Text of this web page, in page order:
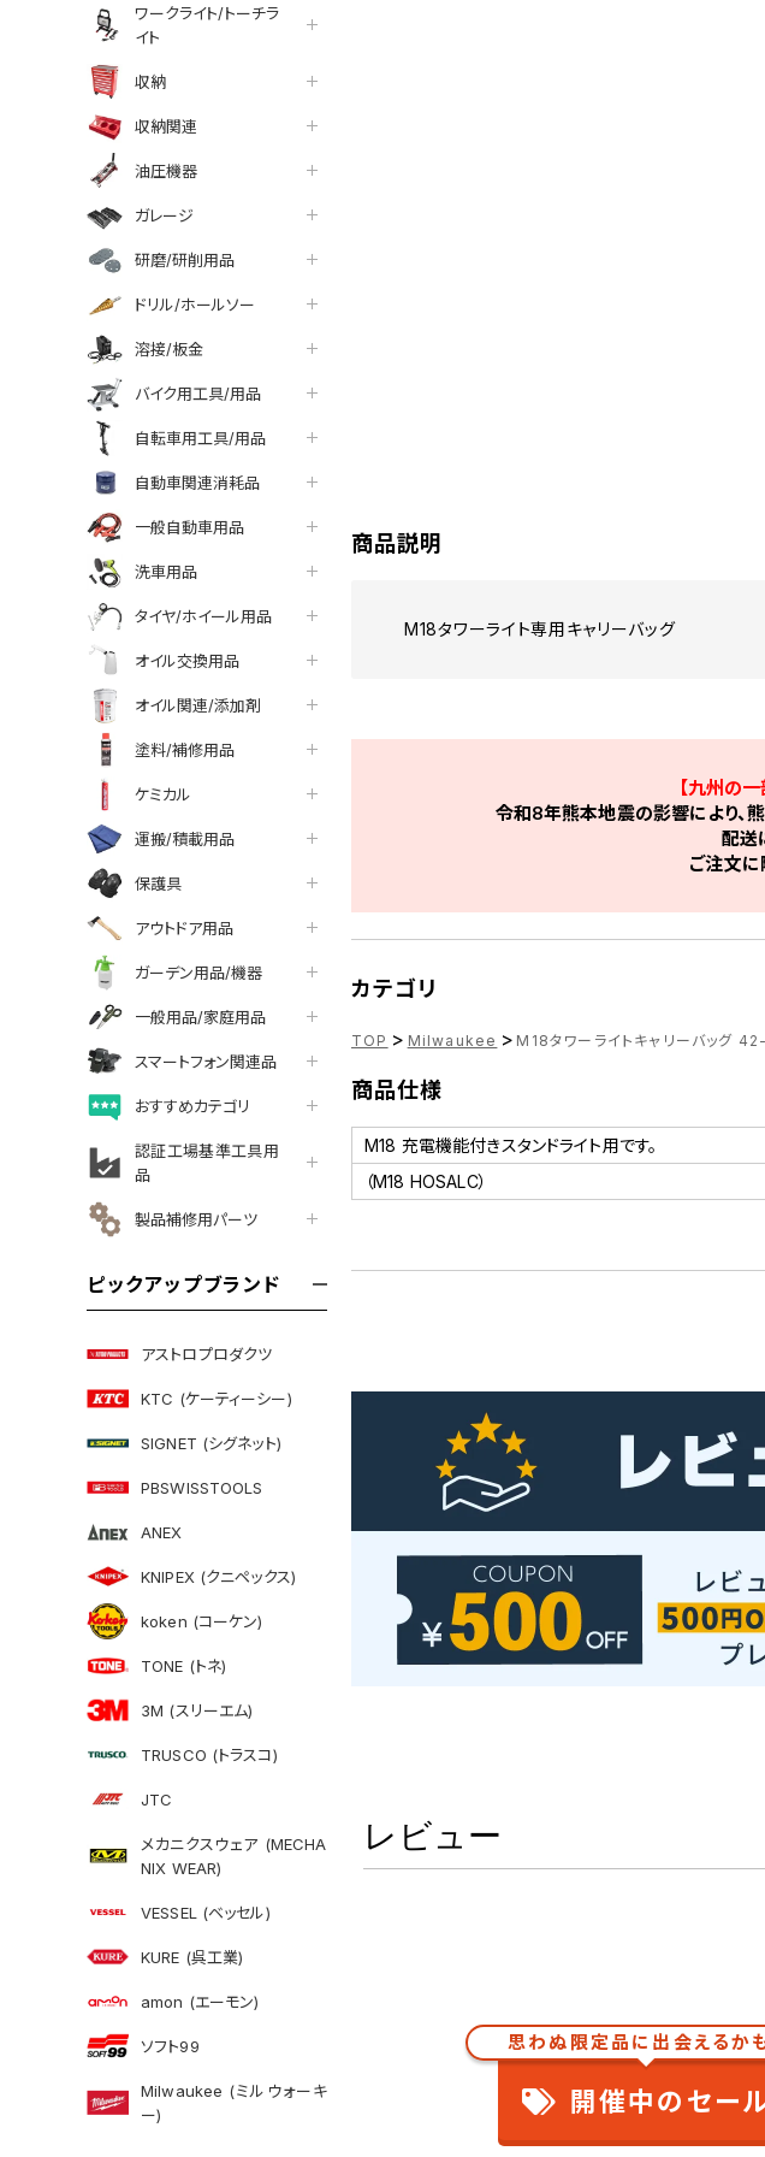
ワークライト/トーチラ
イト
収納
収納関連
油圧機器
ガレージ
研磨/研削用品
ドリル/ホールソー
溶接/板金
バイク用工具/用品
自転車用工具/用品
自動車関連消耗品
一般自動車用品
洗車用品
タイヤ/ホイール用品
オイル交換用品
オイル関連/添加剤
塗料/補修用品
ケミカル
運搬/積載用品
保護具
アウトドア用品
ガーデン用品/機器
一般用品/家庭用品
スマートフォン関連品
おすすめカテゴリ
認証工場基準工具用
品
製品補修用パーツ
ピックアップブランド
アストロプロダクツ
KTC (ケーティーシー)
SIGNET (シグネット)
PBSWISSTOOLS
ANEX
KNIPEX (クニペックス)
koken (コーケン)
TONE (トネ)
3M (スリーエム)
TRUSCO (トラスコ)
JTC
メカニクスウェア (MECHA
NIX WEAR)
VESSEL (ベッセル)
KURE (呉工業)
amon (エーモン)
ソフト99
Milwaukee (ミルウォーキ
ー)
facebook
line
商品説明
M18タワーライト専用キャリーバッグ
【九州の
令和8年熊本地震の影響により、
配送
ご注文に
カテゴリ
TOP > Milwaukee > М18タワーライトキャリーバッグ
商品仕様
M18 充電機能付きスタンドライト用です。
（M18 HOSALC）
レビュー
思わぬ限定品に出会えるかも
開催中のセー